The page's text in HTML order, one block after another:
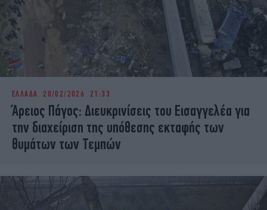
ΕΛΛΑΔΑ 20/02/2026 21:33
Άρειος Πάγος: Διευκρινίσεις του Εισαγγελέα για
την διαχείριση της υπόθεσης εκταφής των
θυμάτων των Τεμπών